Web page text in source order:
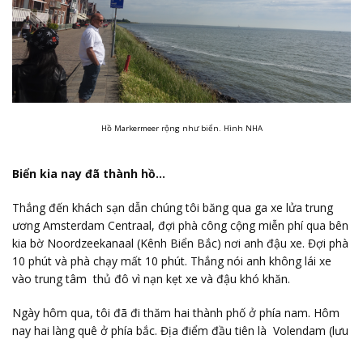
Hồ Markermeer rộng như biển. Hình NHA
Biển kia nay đã thành hồ…
Thắng đến khách sạn dẫn chúng tôi băng qua ga xe lửa trung
ương Amsterdam Centraal, đợi phà công cộng miễn phí qua bên
kia bờ Noordzeekanaal (Kênh Biển Bắc) nơi anh đậu xe. Đợi phà
10 phút và phà chạy mất 10 phút. Thắng nói anh không lái xe
vào trung tâm thủ đô vì nạn kẹt xe và đậu khó khăn.
Ngày hôm qua, tôi đã đi thăm hai thành phố ở phía nam. Hôm
nay hai làng quê ở phía bắc. Địa điểm đầu tiên là Volendam (lưu